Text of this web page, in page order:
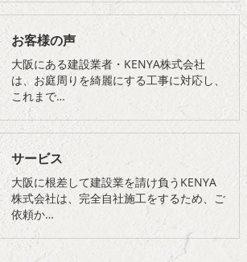
お客様の声
大阪にある建設業者・KENYA株式会社
は、お庭周りを綺麗にする工事に対応し、
これまで…
サービス
大阪に根差して建設業を請け負うKENYA
株式会社は、完全自社施工をするため、ご
依頼か…